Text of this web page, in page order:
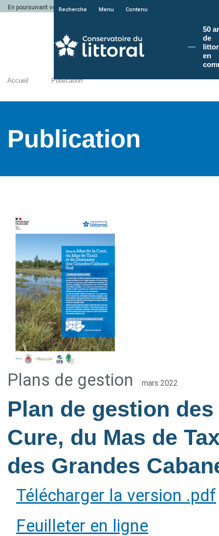
En poursuivant votre navigation sur le site du Conservatoire du littoral, vous
Recherche Menu Contenu
50
de
en
Accueil Publication
Publication
Plans de gestion mars 2022
Plan de gestion
Cure, du Mas de
des Grandes
Télécharger la version .pdf
Feuilleter en ligne